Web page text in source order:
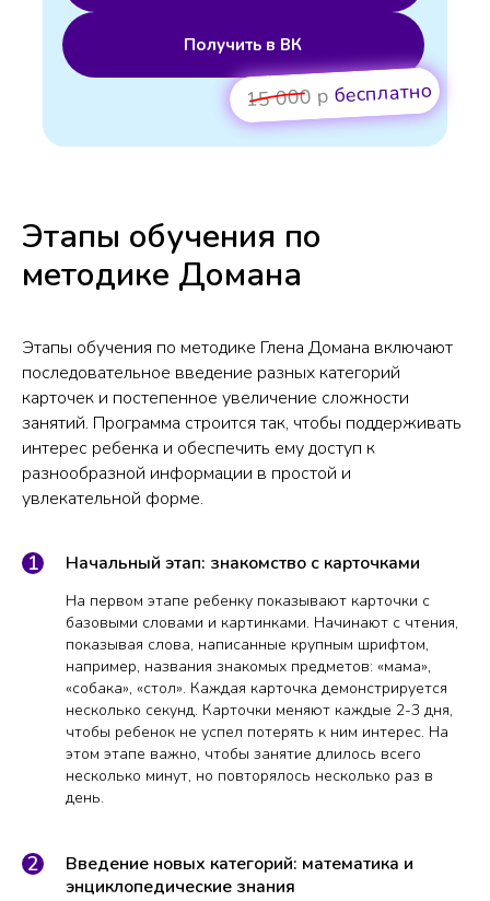
Получить в ВК
15 000 р бесплатно
Этапы обучения по
методике Домана
Этапы обучения по методике Глена Домана включают
последовательное введение разных категорий
карточек и постепенное увеличение сложности
занятий. Программа строится так, чтобы поддерживать
интерес ребенка и обеспечить ему доступ к
разнообразной информации в простой и
увлекательной форме.
Начальный этап: знакомство с карточками
На первом этапе ребенку показывают карточки с
базовыми словами и картинками. Начинают с чтения,
показывая слова, написанные крупным шрифтом,
например, названия знакомых предметов: «мама»,
«собака», «стол». Каждая карточка демонстрируется
несколько секунд. Карточки меняют каждые 2-3 дня,
чтобы ребенок не успел потерять к ним интерес. На
этом этапе важно, чтобы занятие длилось всего
несколько минут, но повторялось несколько раз в
день.
Введение новых категорий: математика и
энциклопедические знания